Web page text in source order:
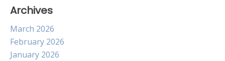
Archives
March 2026
February 2026
January 2026